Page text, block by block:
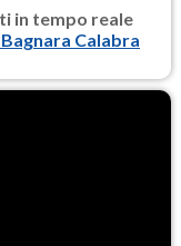
in tempo reale
Calabra